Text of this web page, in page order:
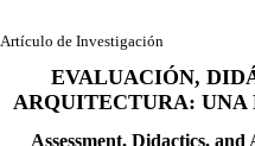
Artículo de Investigación
EVALUACIÓN,
ARQUITECTURA:
Assessment, Didactics,